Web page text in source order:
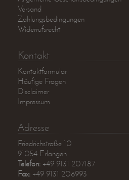
Versand
Zahlungsbedingungen
Widerrufsrecht
Kontakt
Kontaktformular
Häufige Fragen
Disclaimer
Impressum
Adresse
Friedrichstraße 10
91054 Erlangen
Telefon: +49 9131 207187
Fax: +49 9131 206993